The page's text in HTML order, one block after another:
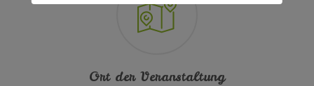
Ort der Veranstaltung